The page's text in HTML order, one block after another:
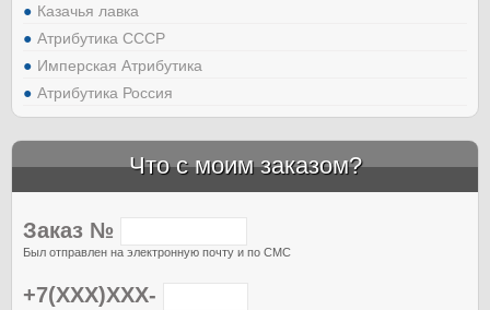
Казачья лавка
Атрибутика СССР
Имперская Атрибутика
Атрибутика Россия
Что с моим заказом?
Заказ №
Был отправлен на электронную почту и по СМС
+7(XXX)XXX-